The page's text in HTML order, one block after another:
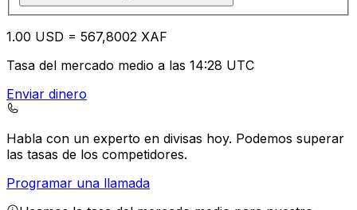
1.00 USD = 567,8002 XAF
Tasa del mercado medio a las 14:28 UTC
Enviar dinero
Habla con un experto en divisas hoy. Podemos superar
las tasas de los competidores.
Programar una llamada